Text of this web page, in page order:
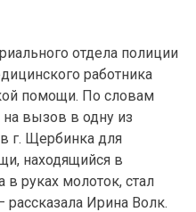
отдела полиции
работника
помощи. По словам
на вызов в одну из
г. Щербинка для
находящийся в
руках молоток, стал
Ирина Волк.